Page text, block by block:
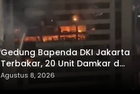
Gedung Bapenda DKI Jakarta
Terbakar, 20 Unit Damkar dan
100 Personel Dikerahkan
Agustus 8, 2026